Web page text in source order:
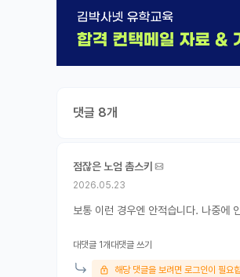
댓글 8개
점잖은 노엄 촘스키
2026.05.23
보통 이런 경우엔 안적습니다. 나중에
대댓글 1개대댓글 쓰기
해당 댓글을 보려면 로그인이 필요